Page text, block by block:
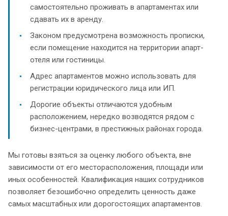
самостоятельно проживать в апартаментах или
сдавать их в аренду.
Законом предусмотрена возможность прописки,
если помещение находится на территории апарт-
отеля или гостиницы.
Адрес апартаментов можно использовать для
регистрации юридического лица или ИП.
Дорогие объекты отличаются удобным
расположением, нередко возводятся рядом с
бизнес-центрами, в престижных районах города.
Мы готовы взяться за оценку любого объекта, вне
зависимости от его месторасположения, площади или
иных особенностей. Квалификация наших сотрудников
позволяет безошибочно определить ценность даже
самых масштабных или дорогостоящих апартаментов.